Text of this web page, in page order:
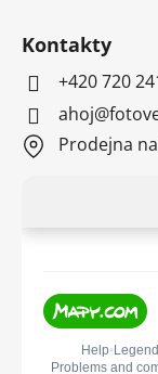
Kontakty
+420 720
Prodejna